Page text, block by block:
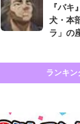
『バ
犬・本
ラ」の
ランキン